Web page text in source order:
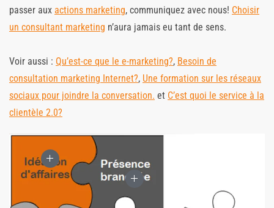
passer aux actions marketing, communiquez avec nous! Choisir
un consultant marketing n’aura jamais eu tant de sens.
Voir aussi : Qu’est-ce que le e-marketing?, Besoin de
consultation marketing Internet?, Une formation sur les réseaux
sociaux pour joindre la conversation. et C’est quoi le service à la
clientèle 2.0?